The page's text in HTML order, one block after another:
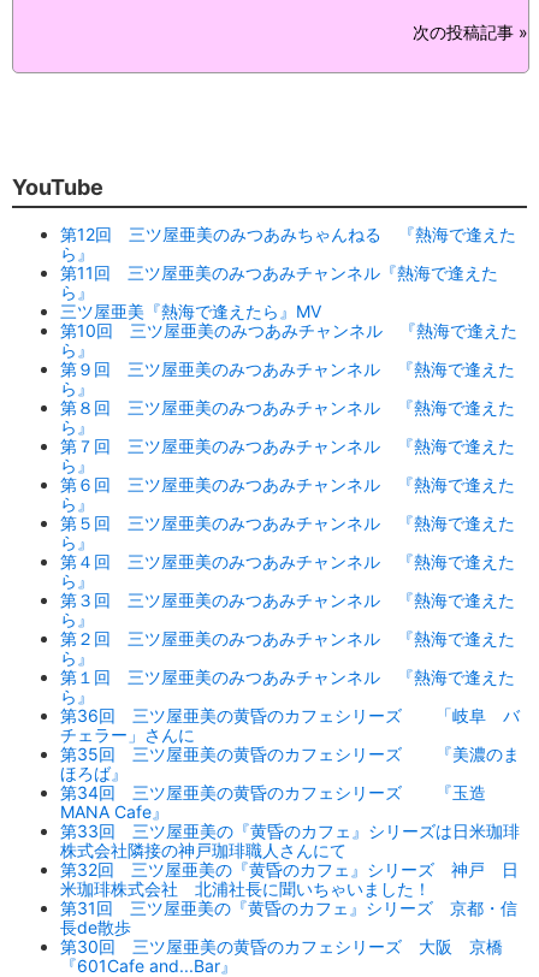
次の投稿記事 »
YouTube
第12回 三ツ屋亜美のみつあみちゃんねる 『熱海で逢えた
ら』
第11回 三ツ屋亜美のみつあみチャンネル『熱海で逢えた
ら』
三ツ屋亜美『熱海で逢えたら』MV
第10回 三ツ屋亜美のみつあみチャンネル 『熱海で逢えた
ら』
第９回 三ツ屋亜美のみつあみチャンネル 『熱海で逢えた
ら』
第８回 三ツ屋亜美のみつあみチャンネル 『熱海で逢えた
ら』
第７回 三ツ屋亜美のみつあみチャンネル 『熱海で逢えた
ら』
第６回 三ツ屋亜美のみつあみチャンネル 『熱海で逢えた
ら』
第５回 三ツ屋亜美のみつあみチャンネル 『熱海で逢えた
ら』
第４回 三ツ屋亜美のみつあみチャンネル 『熱海で逢えた
ら』
第３回 三ツ屋亜美のみつあみチャンネル 『熱海で逢えた
ら』
第２回 三ツ屋亜美のみつあみチャンネル 『熱海で逢えた
ら』
第１回 三ツ屋亜美のみつあみチャンネル 『熱海で逢えた
ら』
第36回 三ツ屋亜美の黄昏のカフェシリーズ 「岐阜 バ
チェラー」さんに
第35回 三ツ屋亜美の黄昏のカフェシリーズ 『美濃のま
ほろば』
第34回 三ツ屋亜美の黄昏のカフェシリーズ 『玉造
MANA Cafe』
第33回 三ツ屋亜美の『黄昏のカフェ』シリーズは日米珈琲
株式会社隣接の神戸珈琲職人さんにて
第32回 三ツ屋亜美の『黄昏のカフェ』シリーズ 神戸 日
米珈琲株式会社 北浦社長に聞いちゃいました！
第31回 三ツ屋亜美の『黄昏のカフェ』シリーズ 京都・信
長de散歩
第30回 三ツ屋亜美の黄昏のカフェシリーズ 大阪 京橋
『601Cafe and...Bar』